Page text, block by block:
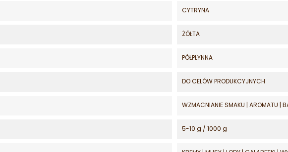
CYTRYNA
ŻÓŁTA
PÓŁPŁYNNA
DO CELÓW PRODUKCYJNYCH
WZMACNIANIE SMAKU | AROMATU |
5-10 g / 1000 g